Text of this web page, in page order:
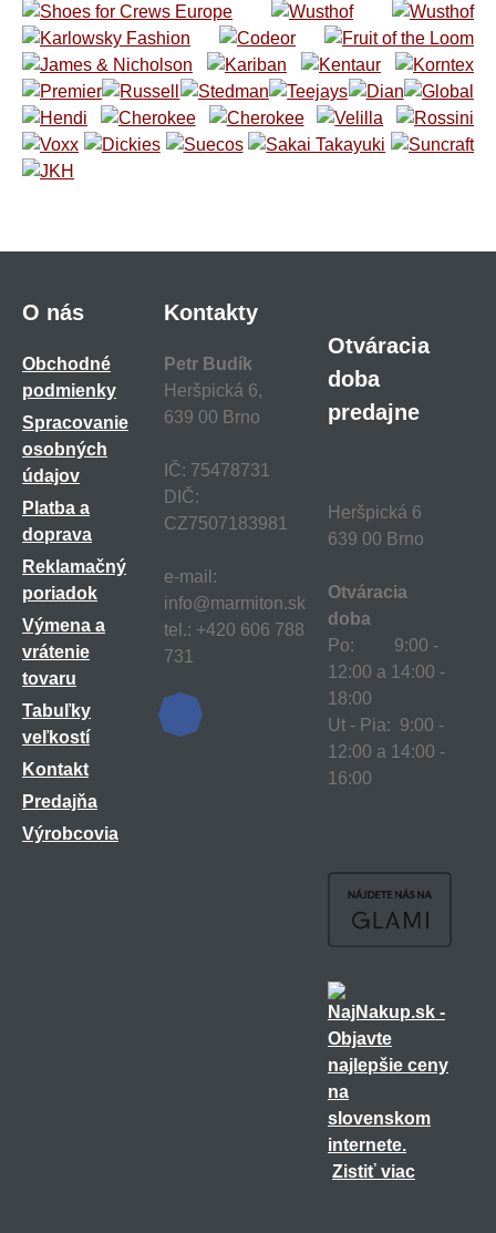
O nás
Obchodné
podmienky
Spracovanie
osobných
údajov
Platba a
doprava
Reklamačný
poriadok
Výmena a
vrátenie
tovaru
Tabuľky
veľkostí
Kontakt
Predajňa
Výrobcovia
Kontakty
Petr Budík
Heršpická 6,
639 00 Brno
IČ: 75478731
DIČ:
CZ7507183981
e-mail:
info@marmiton.sk
tel.: +420 606 788
731
Otváracia
doba
predajne
Heršpická 6
639 00 Brno
Otváracia
doba
Po: 9:00 -
12:00 a 14:00 -
18:00
Ut - Pia: 9:00 -
12:00 a 14:00 -
16:00
Zistiť viac